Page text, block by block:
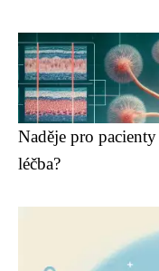
Naděje pro
léčba?